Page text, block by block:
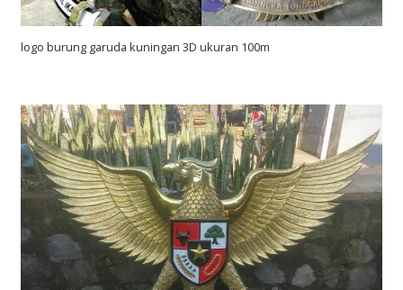
logo burung garuda kuningan 3D ukuran 100m